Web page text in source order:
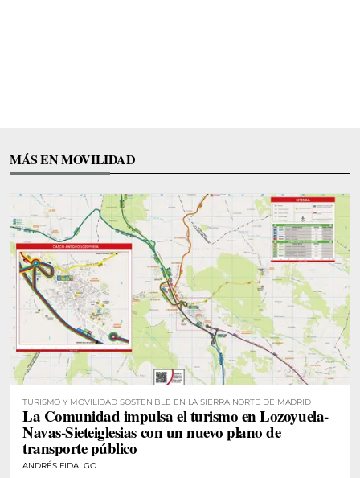
MÁS EN MOVILIDAD
TURISMO Y MOVILIDAD SOSTENIBLE EN LA SIERRA NORTE DE MADRID
La Comunidad impulsa el turismo en Lozoyuela-
Navas-Sieteiglesias con un nuevo plano de
transporte público
ANDRÉS FIDALGO